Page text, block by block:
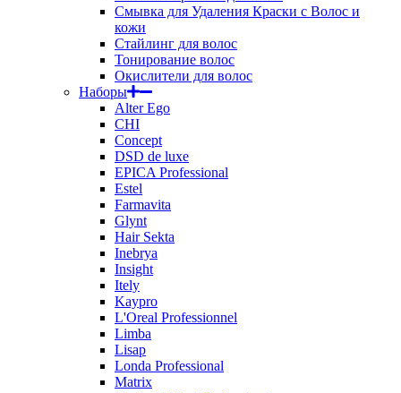
Смывка для Удаления Краски с Волос и
кожи
Стайлинг для волос
Тонирование волос
Окислители для волос
Наборы
Alter Ego
CHI
Concept
DSD de luxe
EPICA Professional
Estel
Farmavita
Glynt
Hair Sekta
Inebrya
Insight
Itely
Kaypro
L'Oreal Professionnel
Limba
Lisap
Londa Professional
Matrix